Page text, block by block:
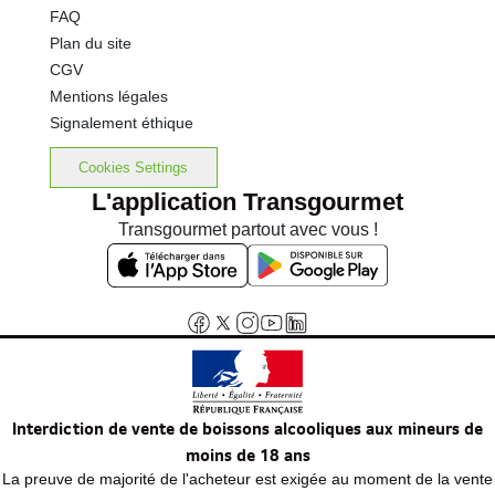
FAQ
Plan du site
CGV
Mentions légales
Signalement éthique
Cookies Settings
L'application Transgourmet
Transgourmet partout avec vous !
Interdiction de vente de boissons alcooliques aux mineurs de
moins de 18 ans
La preuve de majorité de l'acheteur est exigée au moment de la vente